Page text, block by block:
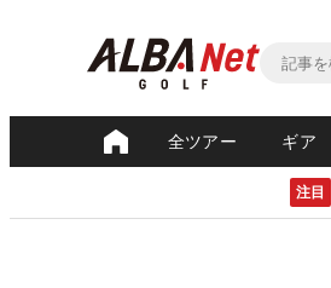
全ツアー ギア
注目